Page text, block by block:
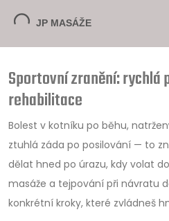
Sportovní zranění: rychlá
rehabilitace
Bolest v kotníku po běhu,
ztuhlá záda po posilování — to
dělat hned po úrazu, kdy volat
masáže a tejpování při návratu
konkrétní kroky, které zvládneš